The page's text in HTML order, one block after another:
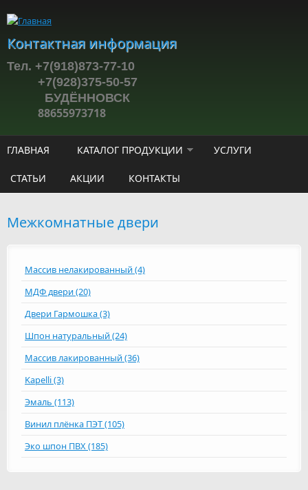
Контактная информация
Тел. +7(918)873-77-10
+7(928)375-50-57
БУДЁННОВСК
88655973718
ГЛАВНАЯ КАТАЛОГ ПРОДУКЦИИ УСЛУГИ
СТАТЬИ АКЦИИ КОНТАКТЫ
Межкомнатные двери
Массив нелакированный (4)
МДФ двери (20)
Двери Гармошка (3)
Шпон натуральный (24)
Массив лакированный (36)
Kapelli (3)
Эмаль (113)
Винил плёнка ПЭТ (105)
Эко шпон ПВХ (185)